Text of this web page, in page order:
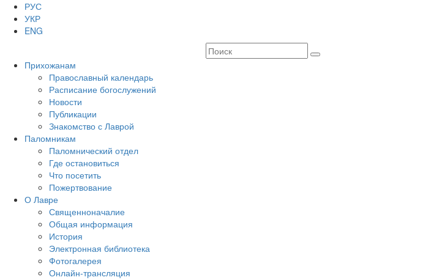
РУС
УКР
ENG
Прихожанам
Православный календарь
Расписание богослужений
Новости
Публикации
Знакомство с Лаврой
Паломникам
Паломнический отдел
Где остановиться
Что посетить
Пожертвование
О Лавре
Священноначалие
Общая информация
История
Электронная библиотека
Фотогалерея
Онлайн-трансляция